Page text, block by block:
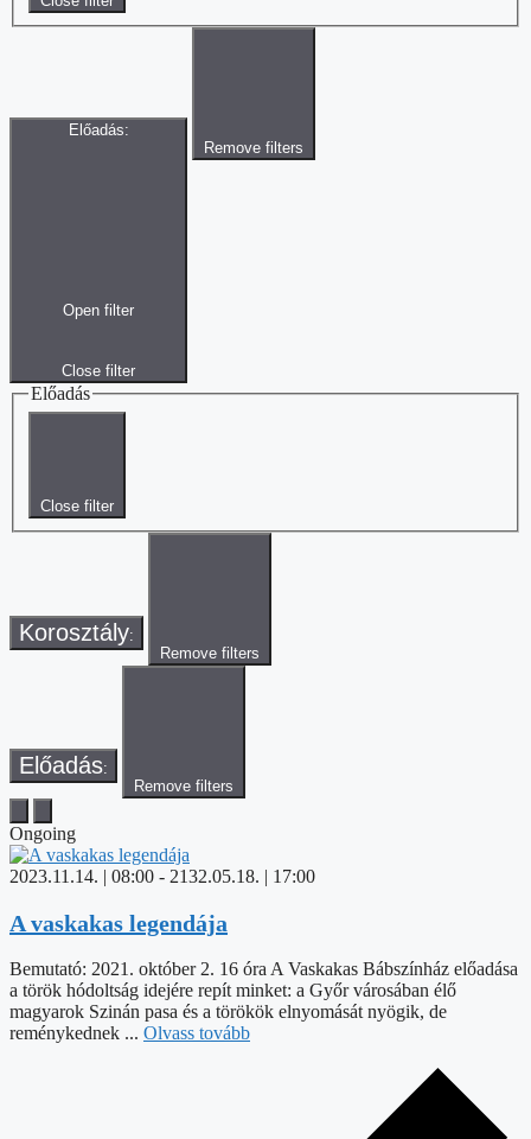
Előadás:
Open filter
Close filter
Remove filters
Előadás
Close filter
Korosztály:
Remove filters
Előadás:
Remove filters
Ongoing
2023.11.14. | 08:00 - 2132.05.18. | 17:00
A vaskakas legendája
Bemutató: 2021. október 2. 16 óra A Vaskakas Bábszínház előadása
a török hódoltság idejére repít minket: a Győr városában élő
magyarok Szinán pasa és a törökök elnyomását nyögik, de
reménykednek ... Olvass tovább